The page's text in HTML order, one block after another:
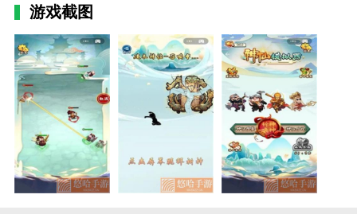
神仙模拟器亮点
1.在游戏中创造轻松的落点和培养游戏性，收集更多装
备提升，带给你另一种乐趣体验。
2.祈祷召唤不同的神仙游戏角色，用游戏角色练手，轻
松打败对手。
游戏截图